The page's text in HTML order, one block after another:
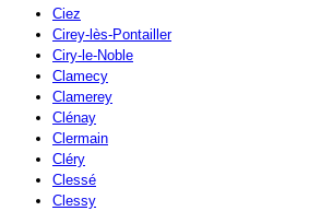
Ciez
Cirey-lès-Pontailler
Ciry-le-Noble
Clamecy
Clamerey
Clénay
Clermain
Cléry
Clessé
Clessy